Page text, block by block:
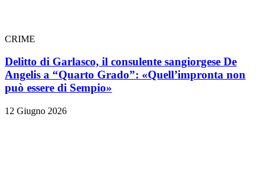
CRIME
Delitto di Garlasco, il consulente sangiorgese De
Angelis a “Quarto Grado”: «Quell’impronta non
può essere di Sempio»
12 Giugno 2026